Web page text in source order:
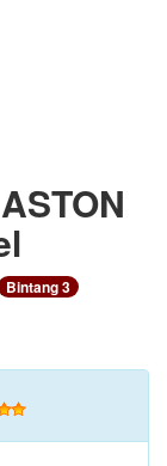
ASTON
Bintang 3